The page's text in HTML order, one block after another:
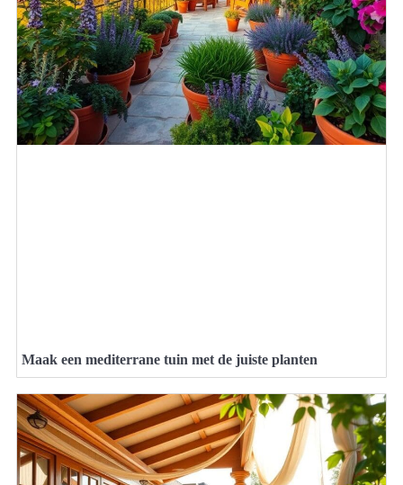
Maak een mediterrane tuin met de juiste planten